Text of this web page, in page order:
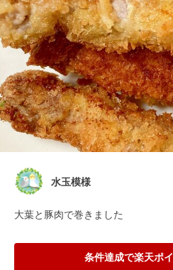
水玉模様
大葉と豚肉で巻きました
条件達成で楽天ポ